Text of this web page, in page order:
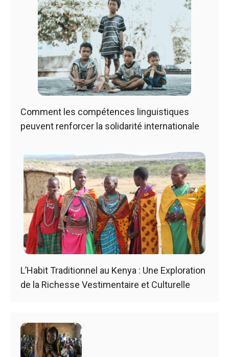
Comment les compétences linguistiques
peuvent renforcer la solidarité internationale
L’Habit Traditionnel au Kenya : Une Exploration
de la Richesse Vestimentaire et Culturelle